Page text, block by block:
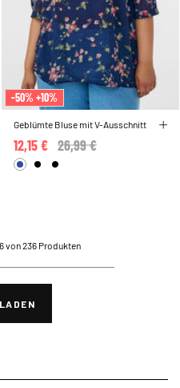
-50% +10%
Geblümte Bluse mit V-Ausschnitt
Price reduced from
26,99 €
12,15 €
von 236 Produkten